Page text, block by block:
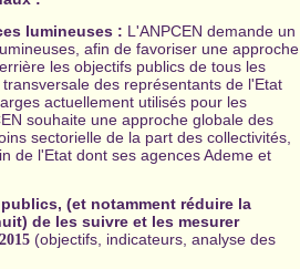
lumineuses : L'ANPCEN demande un
afin de favoriser une approche
les objectifs publics de tous les
des représentants de l'Etat
actuellement utilisés pour les
souhaite une approche globale des
sectorielle de la part des collectivités,
de l'Etat dont ses agences Ademe et
(et notamment réduire la
de les suivre et les mesurer
(objectifs, indicateurs, analyse des